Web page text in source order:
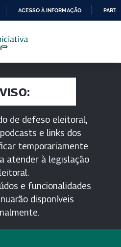
PARA
CONTEÚDO
ACESSO À INFORMAÇÃO
de defeso eleitoral,
e links dos
temporariamente
atender à legislação
e funcionalidades
disponíveis